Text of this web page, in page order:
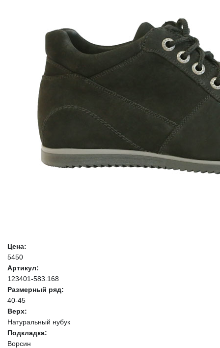
Цена:
5450
Артикул:
123401-583.168
Размерный ряд:
40-45
Верх:
Натуральный нубук
Подкладка:
Ворсин